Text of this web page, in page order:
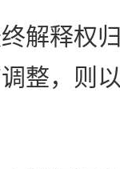
释权归
整，则